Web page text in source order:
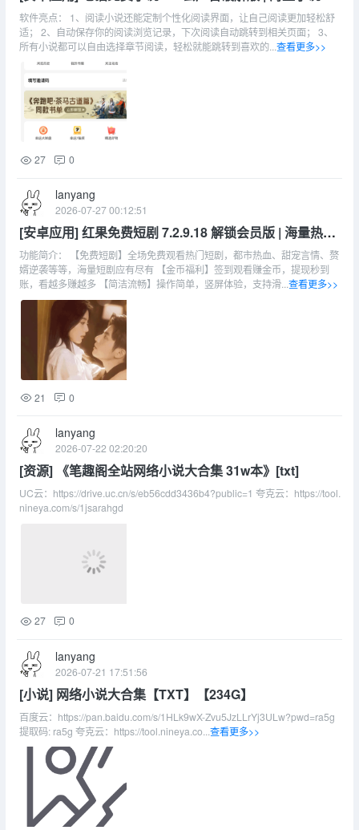
读，短剧无广告
软件亮点： 1、阅读小说还能定制个性化阅读界面，让自己阅读更加轻松舒
适； 2、自动保存你的阅读浏览记录，下次阅读自动跳转到相关页面； 3、
所有小说都可以自由选择章节阅读，轻松就能跳转到喜欢的...查看更多>>
27 0
lanyang
2026-07-27 00:12:51
[安卓应用] 红果免费短剧 7.2.9.18 解锁会员版 | 海量热门
短剧
功能简介： 【免费短剧】全场免费观看热门短剧，都市热血、甜宠言情、赘
婿逆袭等等，海量短剧应有尽有 【金币福利】签到观看赚金币，提现秒到
账，看越多赚越多 【简洁流畅】操作简单，竖屏体验，支持滑...查看更多>>
21 0
lanyang
2026-07-22 02:20:20
[资源] 《笔趣阁全站网络小说大合集 31w本》[txt]
UC云：https://drive.uc.cn/s/eb56cdd3436b4?public=1 夸克云：https://tool.
nineya.com/s/1jsarahgd
27 0
lanyang
2026-07-21 17:51:56
[小说] 网络小说大合集【TXT】【234G】
百度云：https://pan.baidu.com/s/1HLk9wX-Zvu5JzLLrYj3ULw?pwd=ra5g
提取码: ra5g 夸克云：https://tool.nineya.co...查看更多>>